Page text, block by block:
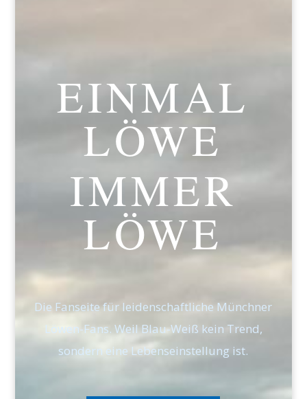
EINMAL
LÖWE
IMMER
LÖWE
Die Fanseite für leidenschaftliche Münchner
Löwen-Fans. Weil Blau-Weiß kein Trend,
sondern eine Lebenseinstellung ist.